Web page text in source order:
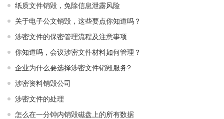
纸质文件销毁，免除信息泄露风险
关于电子公文销毁，这些要点你知道吗？
涉密文件的保密管理流程及注意事项
你知道吗，会议涉密文件材料如何管理？
企业为什么要选择涉密文件销毁服务?
涉密资料销毁公司
涉密文件的处理
怎么在一分钟内销毁磁盘上的所有数据